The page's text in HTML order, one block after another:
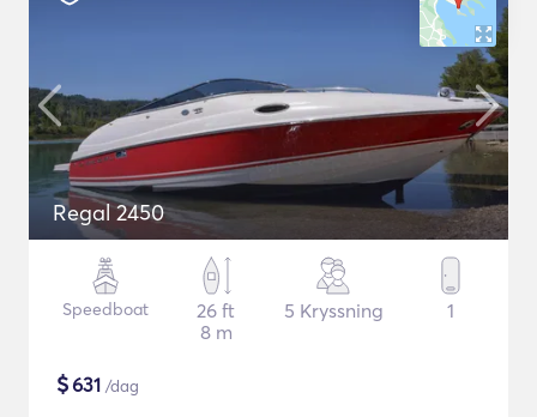
Regal 2450
Speedboat
26 ft
8 m
5 Kryssning 1
$631 /dag